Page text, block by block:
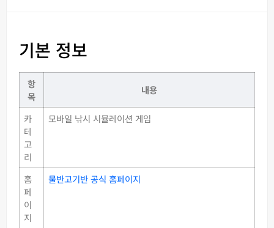
기본 정보
항
목
내용
카
테
고
리
모바일 낚시 시뮬레이션 게임
홈
페
이
지
물반고기반 공식 홈페이지